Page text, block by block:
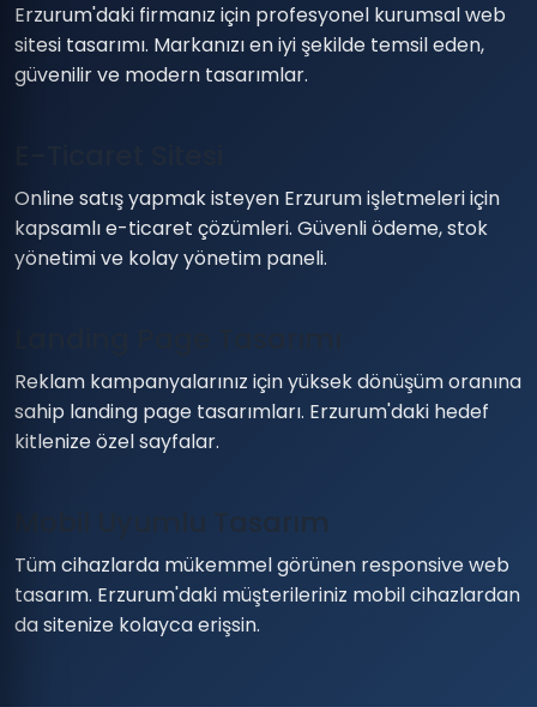
Erzurum'daki firmanız için profesyonel kurumsal web
sitesi tasarımı. Markanızı en iyi şekilde temsil eden,
güvenilir ve modern tasarımlar.
Online satış yapmak isteyen Erzurum işletmeleri için
kapsamlı e-ticaret çözümleri. Güvenli ödeme, stok
yönetimi ve kolay yönetim paneli.
Reklam kampanyalarınız için yüksek dönüşüm oranına
sahip landing page tasarımları. Erzurum'daki hedef
kitlenize özel sayfalar.
Mobil Uyumlu Tasarım
Tüm cihazlarda mükemmel görünen responsive web
tasarım. Erzurum'daki müşterileriniz mobil cihazlardan
da sitenize kolayca erişsin.